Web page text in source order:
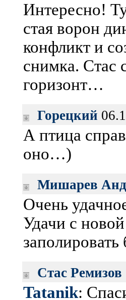
Интересно!
стая ворон
конфликт и
снимка. Стас
горизонт…
Горецкий
А птица
оно…)
Мишарев
Очень
Удачи с
Стас Ремизов
Tatanik: